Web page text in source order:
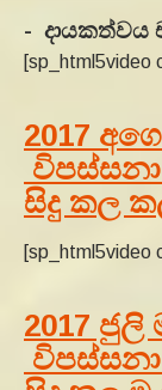
- දායකත්වය
[sp_html5video
2017
සිදු කල
[sp_html5video
2017